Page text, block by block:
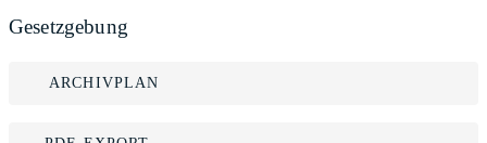
Gesetzgebung
ARCHIVPLAN